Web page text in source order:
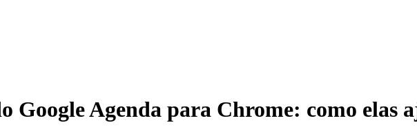
Google Agenda para Chrome: como elas